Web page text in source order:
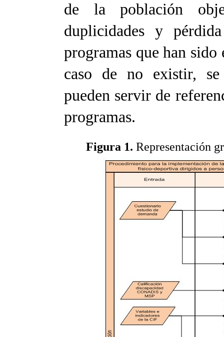
de la población
duplicidades y
programas que han
caso de no existir, se
pueden servir de
programas.
Figura 1. Representación